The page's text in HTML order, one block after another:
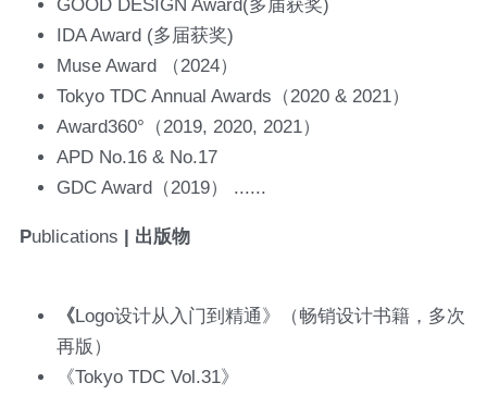
GOOD DESIGN Award(多届获奖)
IDA Award (多届获奖)
Muse Award （2024）
Tokyo TDC Annual Awards（2020 & 2021）
Award360°（2019, 2020, 2021）
APD No.16 & No.17
GDC Award（2019） ......
Publications | 出版物
《 Logo设计从入门到精通》（畅销设计书籍，多次
再版）
《Tokyo TDC Vol.31》